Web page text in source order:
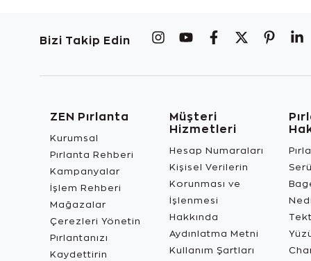
Bizi Takip Edin
ZEN Pırlanta
Kurumsal
Pırlanta Rehberi
Kampanyalar
İşlem Rehberi
Mağazalar
Çerezleri Yönetin
Pırlantanızı
Kaydettirin
Müşteri
Hizmetleri
Hesap Numaraları
Kişisel Verilerin
Korunması ve
İşlenmesi
Hakkında
Aydınlatma Metni
Kullanım Şartları